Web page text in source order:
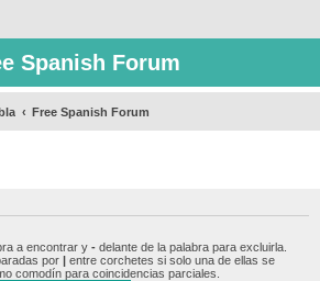
Spanish Forum
Free Spanish Forum
a encontrar y - delante de la palabra para excluirla.
por | entre corchetes si solo una de ellas se
comodín para coincidencias parciales.